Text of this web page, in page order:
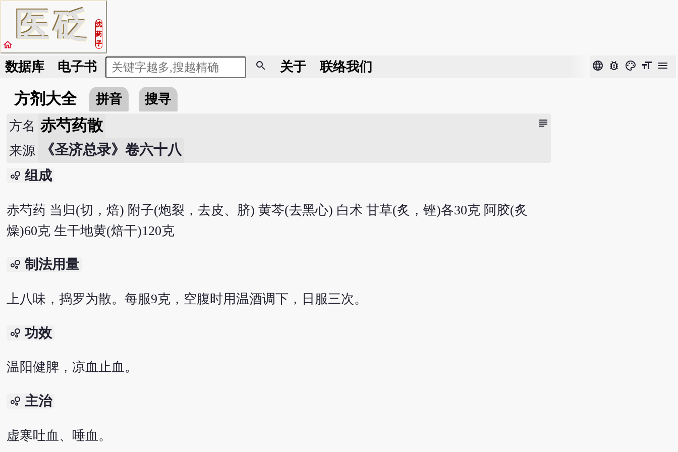
医砭
沈
药
子
home
数据库 电子书 search 关于 联络我们 language bug_report color_lens format_size menu
方剂大全 拼音 搜寻
subject
方名 赤芍药散
来源 《圣济总录》卷六十八
bubble_chart 组成
赤芍药 当归(切，焙) 附子(炮裂，去皮、脐) 黄芩(去黑心) 白术 甘草(炙，锉)各30克 阿胶(炙
燥)60克 生干地黄(焙干)120克
bubble_chart 制法用量
上八味，捣罗为散。每服9克，空腹时用温酒调下，日服三次。
bubble_chart 功效
温阳健脾，凉血止血。
bubble_chart 主治
虚寒吐血、唾血。